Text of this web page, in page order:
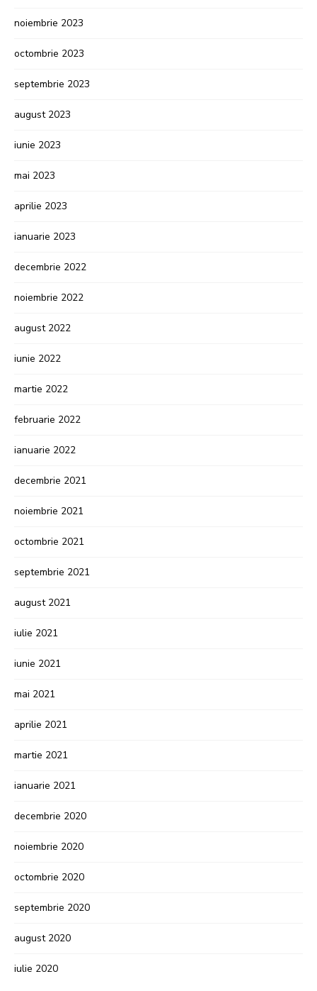
noiembrie 2023
octombrie 2023
septembrie 2023
august 2023
iunie 2023
mai 2023
aprilie 2023
ianuarie 2023
decembrie 2022
noiembrie 2022
august 2022
iunie 2022
martie 2022
februarie 2022
ianuarie 2022
decembrie 2021
noiembrie 2021
octombrie 2021
septembrie 2021
august 2021
iulie 2021
iunie 2021
mai 2021
aprilie 2021
martie 2021
ianuarie 2021
decembrie 2020
noiembrie 2020
octombrie 2020
septembrie 2020
august 2020
iulie 2020